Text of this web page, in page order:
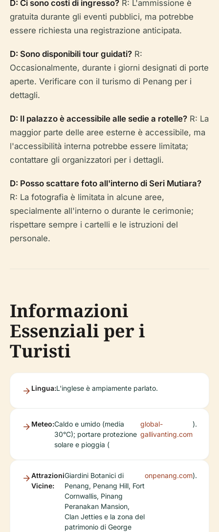
D: Ci sono costi di ingresso? R: L'ammissione è
gratuita durante gli eventi pubblici, ma potrebbe
essere richiesta una registrazione anticipata.
D: Sono disponibili tour guidati? R:
Occasionalmente, durante i giorni designati di porte
aperte. Verificare con il turismo di Penang per i
dettagli.
D: Il palazzo è accessibile alle sedie a rotelle? R: La
maggior parte delle aree esterne è accessibile, ma
l'accessibilità interna potrebbe essere limitata;
contattare gli organizzatori per i dettagli.
D: Posso scattare foto all'interno di Seri Mutiara?
R: La fotografia è limitata in alcune aree,
specialmente all'interno o durante le cerimonie;
rispettare sempre i cartelli e le istruzioni del
personale.
Informazioni
Essenziali per i
Turisti
Lingua:L'inglese è ampiamente parlato.
Meteo:Caldo e umido (media
30°C); portare protezione
solare e pioggia (
global-
gallivanting.com
).
Attrazioni
Vicine:
Giardini Botanici di
Penang, Penang Hill, Fort
Cornwallis, Pinang
Peranakan Mansion,
Clan Jetties e la zona del
patrimonio di George
onpenang.com).